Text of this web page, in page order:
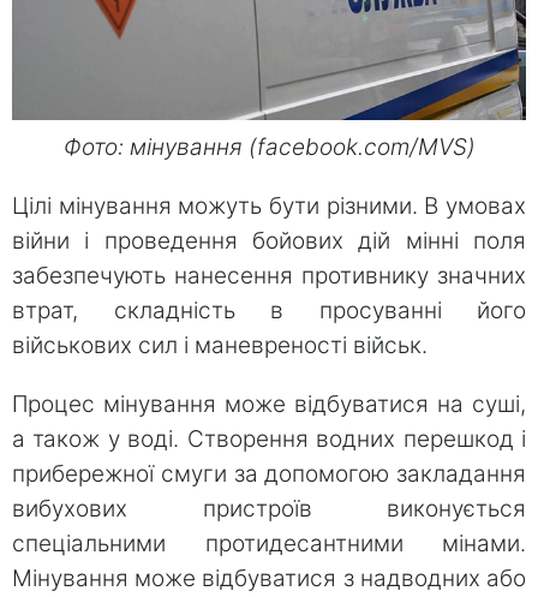
Фото: мінування (facebook.com/MVS)
Цілі мінування можуть бути різними. В умовах
війни і проведення бойових дій мінні поля
забезпечують нанесення противнику значних
втрат, складність в просуванні його
військових сил і маневреності військ.
Процес мінування може відбуватися на суші,
а також у воді. Створення водних перешкод і
прибережної смуги за допомогою закладання
вибухових пристроїв виконується
спеціальними протидесантними мінами.
Мінування може відбуватися з надводних або